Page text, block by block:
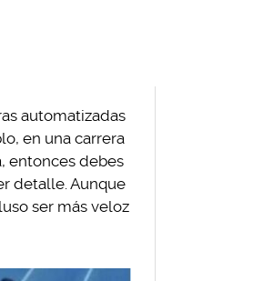
automatizadas
en una carrera
entonces debes
detalle. Aunque
ser más veloz